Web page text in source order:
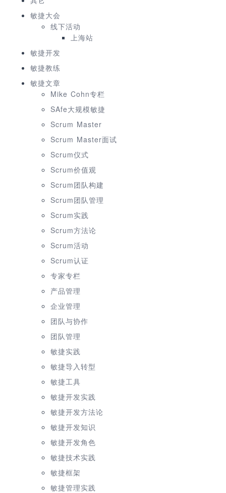
敏捷大会
线下活动
上海站
敏捷开发
敏捷教练
敏捷文章
Mike Cohn专栏
SAfe大规模敏捷
Scrum Master
Scrum Master面试
Scrum仪式
Scrum价值观
Scrum团队构建
Scrum团队管理
Scrum实践
Scrum方法论
Scrum活动
Scrum认证
专家专栏
产品管理
企业管理
团队与协作
团队管理
敏捷实践
敏捷导入转型
敏捷工具
敏捷开发实践
敏捷开发方法论
敏捷开发知识
敏捷开发角色
敏捷技术实践
敏捷框架
敏捷管理实践